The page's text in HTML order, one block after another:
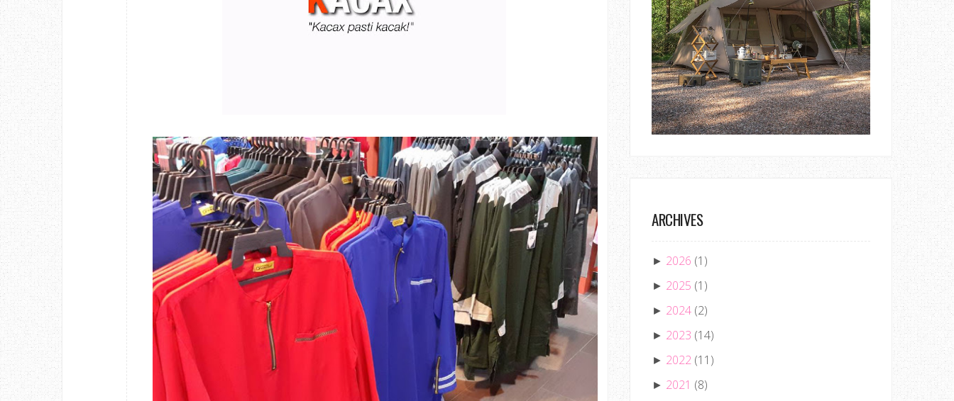
ARCHIVES
► 2026 (1)
► 2025 (1)
► 2024 (2)
► 2023 (14)
► 2022 (11)
► 2021 (8)